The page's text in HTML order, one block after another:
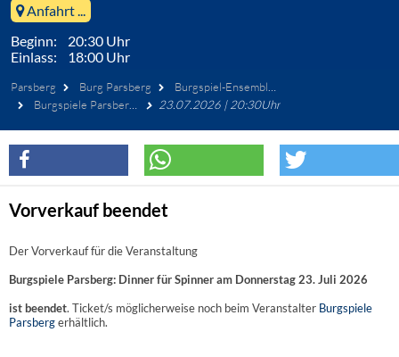
Anfahrt ...
Beginn: 20:30 Uhr
Einlass: 18:00 Uhr
Parsberg Burg Parsberg
Burgspiel-Ensemble Parsberg
Burgspiele Parsberg: Dinner für Spinner
23.07.2026 | 20:30Uhr
Vorverkauf beendet
Der Vorverkauf für die Veranstaltung
Burgspiele Parsberg: Dinner für Spinner am Donnerstag 23. Juli 2026
ist beendet. Ticket/s möglicherweise noch beim Veranstalter Burgspiele
Parsbergerhältlich.